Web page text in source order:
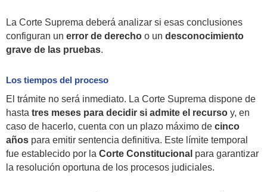
La Corte Suprema deberá analizar si esas conclusiones
configuran un error de derecho o un desconocimiento
grave de las pruebas.
Los tiempos del proceso
El trámite no será inmediato. La Corte Suprema dispone de
hasta tres meses para decidir si admite el recurso y, en
caso de hacerlo, cuenta con un plazo máximo de cinco
años para emitir sentencia definitiva. Este límite temporal
fue establecido por la Corte Constitucional para garantizar
la resolución oportuna de los procesos judiciales.